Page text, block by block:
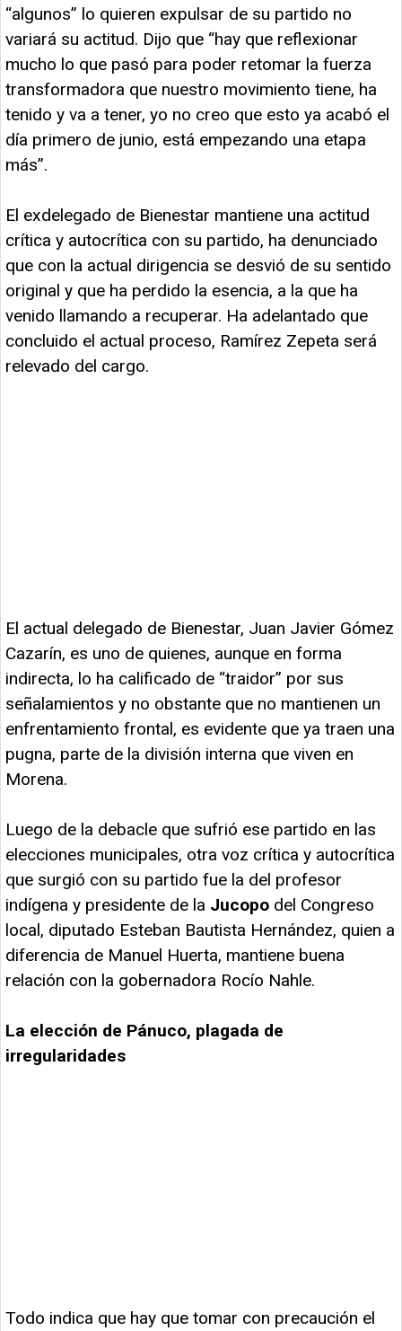
“algunos” lo quieren expulsar de su partido no
variará su actitud. Dijo que “hay que reflexionar
mucho lo que pasó para poder retomar la fuerza
transformadora que nuestro movimiento tiene, ha
tenido y va a tener, yo no creo que esto ya acabó el
día primero de junio, está empezando una etapa
más”.
El exdelegado de Bienestar mantiene una actitud
crítica y autocrítica con su partido, ha denunciado
que con la actual dirigencia se desvió de su sentido
original y que ha perdido la esencia, a la que ha
venido llamando a recuperar. Ha adelantado que
concluido el actual proceso, Ramírez Zepeta será
relevado del cargo.
El actual delegado de Bienestar, Juan Javier Gómez
Cazarín, es uno de quienes, aunque en forma
indirecta, lo ha calificado de “traidor” por sus
señalamientos y no obstante que no mantienen un
enfrentamiento frontal, es evidente que ya traen una
pugna, parte de la división interna que viven en
Morena.
Luego de la debacle que sufrió ese partido en las
elecciones municipales, otra voz crítica y autocrítica
que surgió con su partido fue la del profesor
indígena y presidente de la Jucopo del Congreso
local, diputado Esteban Bautista Hernández, quien a
diferencia de Manuel Huerta, mantiene buena
relación con la gobernadora Rocío Nahle.
La elección de Pánuco, plagada de
irregularidades
Todo indica que hay que tomar con precaución el